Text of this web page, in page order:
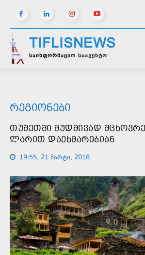
TIFLISNEWS
საინფორმაციო სააგენტო
ᲠᲔᲒᲘᲝᲜᲔᲑᲘ
ᲗᲣᲨᲔᲗᲨᲘ ᲛᲣᲓᲛᲘᲕᲐᲓ
ᲚᲐᲠᲘᲗ ᲓᲐᲔᲮᲛᲐᲠᲔᲑᲘᲐᲜ
19:55, 21 მარტი, 2018